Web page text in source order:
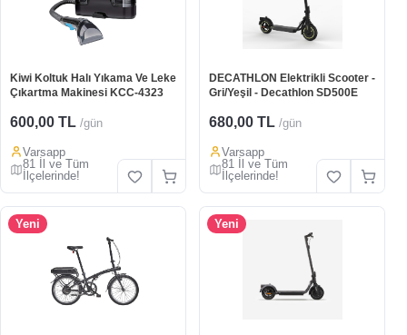
Kiwi Koltuk Halı Yıkama Ve Leke
Çıkartma Makinesi KCC-4323
600,00 TL /gün
Varsapp
81 İl ve Tüm
İlçelerinde!
DECATHLON Elektrikli Scooter -
Gri/Yeşil - Decathlon SD500E
680,00 TL /gün
Varsapp
81 İl ve Tüm
İlçelerinde!
Yeni Yeni